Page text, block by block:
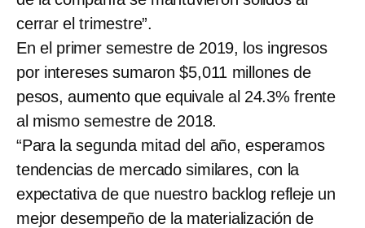
cerrar el trimestre”.
En el primer semestre de 2019, los ingresos
por intereses sumaron $5,011 millones de
pesos, aumento que equivale al 24.3% frente
al mismo semestre de 2018.
“Para la segunda mitad del año, esperamos
tendencias de mercado similares, con la
expectativa de que nuestro backlog refleje un
mejor desempeño de la materialización de